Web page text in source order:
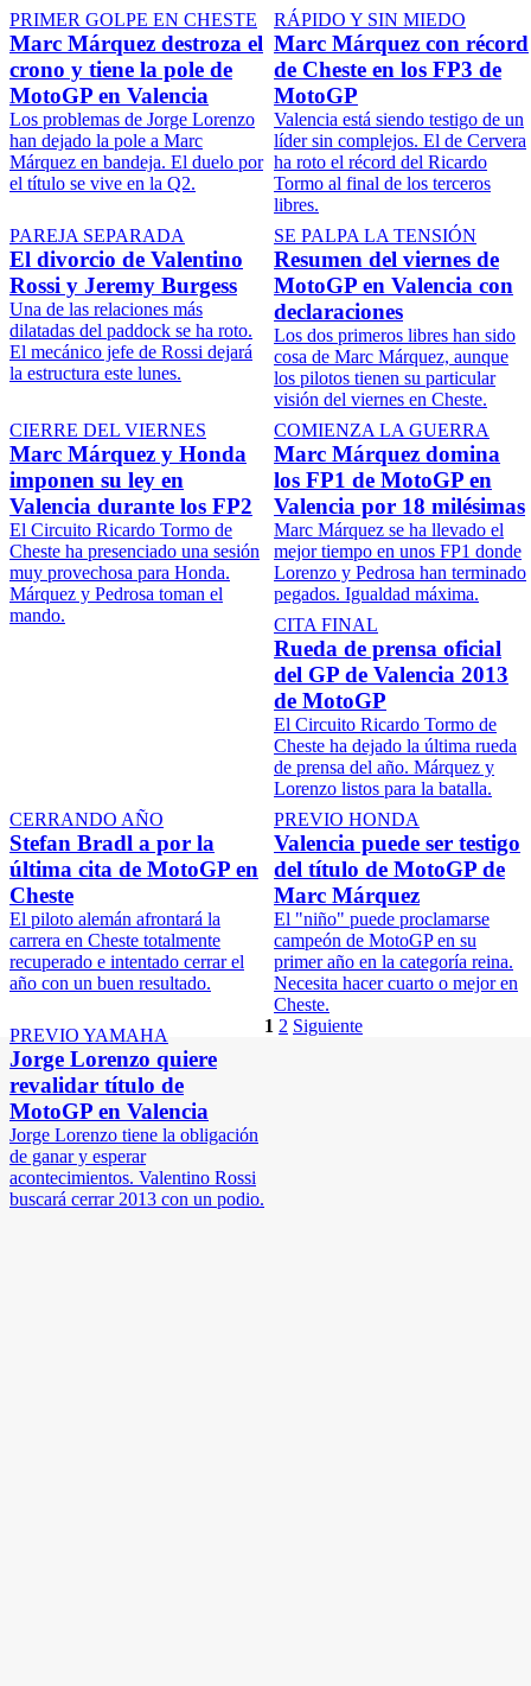
PRIMER GOLPE EN CHESTE
Marc Márquez destroza el
crono y tiene la pole de
MotoGP en Valencia
Los problemas de Jorge Lorenzo
han dejado la pole a Marc
Márquez en bandeja. El duelo por
el título se vive en la Q2.
RÁPIDO Y SIN MIEDO
Marc Márquez con récord
de Cheste en los FP3 de
MotoGP
Valencia está siendo testigo de un
líder sin complejos. El de Cervera
ha roto el récord del Ricardo
Tormo al final de los terceros
libres.
PAREJA SEPARADA
El divorcio de Valentino
Rossi y Jeremy Burgess
Una de las relaciones más
dilatadas del paddock se ha roto.
El mecánico jefe de Rossi dejará
la estructura este lunes.
SE PALPA LA TENSIÓN
Resumen del viernes de
MotoGP en Valencia con
declaraciones
Los dos primeros libres han sido
cosa de Marc Márquez, aunque
los pilotos tienen su particular
visión del viernes en Cheste.
CIERRE DEL VIERNES
Marc Márquez y Honda
imponen su ley en
Valencia durante los FP2
El Circuito Ricardo Tormo de
Cheste ha presenciado una sesión
muy provechosa para Honda.
Márquez y Pedrosa toman el
mando.
COMIENZA LA GUERRA
Marc Márquez domina
los FP1 de MotoGP en
Valencia por 18 milésimas
Marc Márquez se ha llevado el
mejor tiempo en unos FP1 donde
Lorenzo y Pedrosa han terminado
pegados. Igualdad máxima.
CITA FINAL
Rueda de prensa oficial
del GP de Valencia 2013
de MotoGP
El Circuito Ricardo Tormo de
Cheste ha dejado la última rueda
de prensa del año. Márquez y
Lorenzo listos para la batalla.
CERRANDO AÑO
Stefan Bradl a por la
última cita de MotoGP en
Cheste
El piloto alemán afrontará la
carrera en Cheste totalmente
recuperado e intentado cerrar el
año con un buen resultado.
PREVIO HONDA
Valencia puede ser testigo
del título de MotoGP de
Marc Márquez
El "niño" puede proclamarse
campeón de MotoGP en su
primer año en la categoría reina.
Necesita hacer cuarto o mejor en
Cheste.
PREVIO YAMAHA
Jorge Lorenzo quiere
revalidar título de
MotoGP en Valencia
Jorge Lorenzo tiene la obligación
de ganar y esperar
acontecimientos. Valentino Rossi
buscará cerrar 2013 con un podio.
1 2 Siguiente